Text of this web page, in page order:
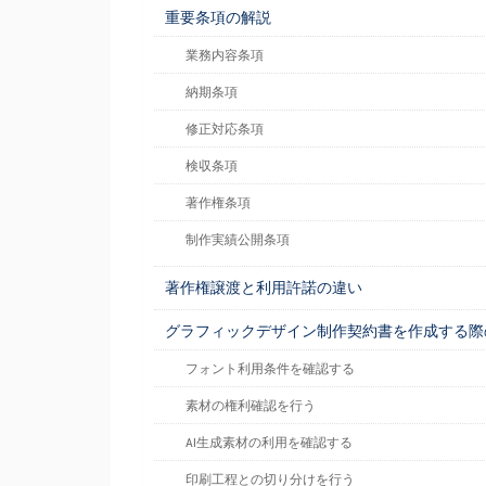
重要条項の解説
業務内容条項
納期条項
修正対応条項
検収条項
著作権条項
制作実績公開条項
著作権譲渡と利用許諾の違い
グラフィックデザイン制作契約書を作成する
フォント利用条件を確認する
素材の権利確認を行う
AI生成素材の利用を確認する
印刷工程との切り分けを行う